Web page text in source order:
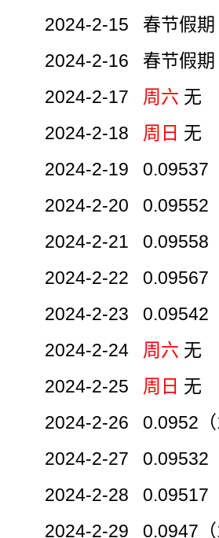
2024-2-15 春节假期
2024-2-16 春节假期
2024-2-17 周六 无
2024-2-18 周日 无
2024-2-19 0.09537
2024-2-20 0.09552
2024-2-21 0.09558
2024-2-22 0.09567
2024-2-23 0.09542
2024-2-24 周六 无
2024-2-25 周日 无
2024-2-26 0.0952（
2024-2-27 0.09532
2024-2-28 0.09517
2024-2-29 0.0947（